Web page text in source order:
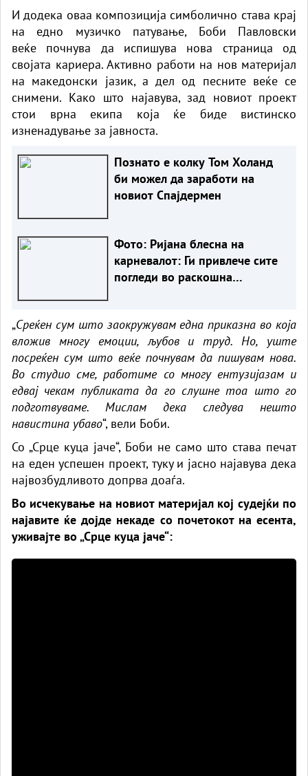
И додека оваа композиција симболично става крај
на едно музичко патување, Боби Павловски
веќе почнува да испишува нова страница од
својата кариера. Активно работи на нов материјал
на македонски јазик, а дел од песните веќе се
снимени. Како што најавува, зад новиот проект
стои врна екипа која ќе биде вистинско
изненадување за јавноста.
Познато е колку Том Холанд
би можел да заработи на
новиот Спајдермен
Фото: Ријана блесна на
карневалот: Ги привлече сите
погледи во раскошна
„Среќен сум што заокружувам една приказна во која
вложив многу емоции, љубов и труд. Но, уште
посреќен сум што веќе почнувам да пишувам нова.
Во студио сме, работиме со многу ентузијазам и
едвај чекам публиката да го слушне тоа што го
подготвуваме. Мислам дека следува нешто
навистина убаво“, вели Боби.
Со „Срце куца јаче“, Боби не само што става печат
на еден успешен проект, туку и јасно најавува дека
највозбудливото допрва доаѓа.
Во исчекување на новиот материјал кој судејќи по
најавите ќе дојде некаде со почетокот на есента,
уживајте во „Срце куца јаче“: